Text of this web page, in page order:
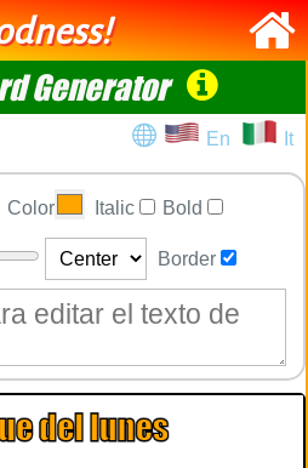
Generator
En It
Color Italic Bold
Border